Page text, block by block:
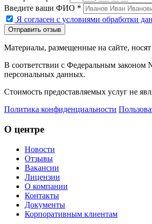
Введите ваши ФИО *
Я согласен с условиями обработки
Материалы, размещенные на сайте,
В соответствии с Федеральным законом
персональных данных.
Стоимость предоставляемых услуг не
Политика конфиденциальности
О центре
Новости
Отзывы
Вакансии
Лицензии
О компании
Контакты
Документы
Корпоративным клиентам